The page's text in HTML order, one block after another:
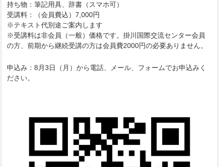
持ち物：筆記用具、辞書（スマホ可）
受講料：（会員費込）7,000円
※テキスト代別途ご案内します
※受講料は非会員（一般）価格です。掛川国際交流センター会員
の方、前期から継続受講の方は会員費2000円の必要ありません。
申込み：8月3日（月）から電話、メール、フォームでお申込みく
ださい。